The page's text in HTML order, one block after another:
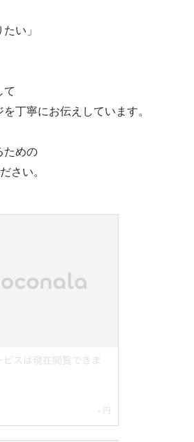
い」
て
丁寧にお伝えしています。
ための
さい。